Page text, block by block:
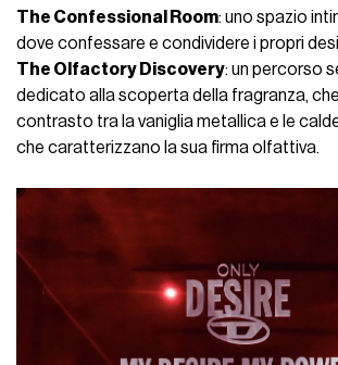
The Confessional Room: uno spazio
dove confessare e condividere i propri
The Olfactory Discovery: un percorso
dedicato alla scoperta della fragranza, che
contrasto tra la vaniglia metallica e le
che caratterizzano la sua firma olfattiva.